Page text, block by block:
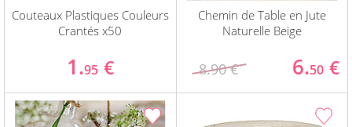
Couteaux Plastiques Couleurs
Crantés x50
1.95 €
Chemin de Table en Jute
Naturelle Beige
8.90 € 6.50 €